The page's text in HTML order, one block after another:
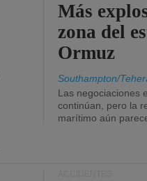
Más
zona del
Ormuz
Southampton/
Las negociaciones
continúan, pero la
marítimo aún